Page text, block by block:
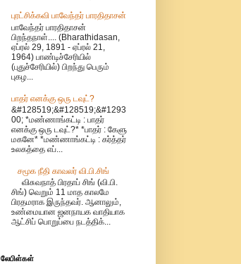
புரட்சிக்கவி பாவேந்தர் பாரதிதாசன்
பாவேந்தர் பாரதிதாசன்
பிறந்தநாள்.... (Bharathidasan,
ஏப்ரல் 29, 1891 - ஏப்ரல் 21,
1964) பாண்டிச்சேரியில்
(புதுச்சேரியில்) பிறந்து பெரும்
புகழ...
பாதர் எனக்கு ஒரு டவுட்?
&#128519;&#128519;&#1293
00; *மண்ணாங்கட்டி : பாதர்
எனக்கு ஒரு டவுட்?* *பாதர் : கேளு
மகனே* *மண்ணாங்கட்டி : கர்த்தர்
உலகத்தை எப்...
சமூக நீதி காவலர் வி.பி.சிங்
விசுவநாத் பிரதாப் சிங் (வி.பி.
சிங்) வெறும் 11 மாத காலமே
பிரதமராக இருந்தவர். ஆனாலும்,
உண்மையான ஜனநாயக வாதியாக
ஆட்சிப் பொறுப்பை நடத்திக்...
லேபிள்கள்